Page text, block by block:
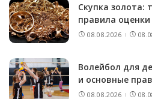
Скупка золота:
правила
08.08.2026
Волейбол для
и основные
08.08.2026